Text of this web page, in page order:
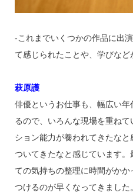
‐これまでいくつかの作品に出
て感じられたことや、学びなど
萩原護
俳優というお仕事も、幅広い
るので、いろんな現場を重ね
ション能力が養われてきたな
ついてきたなと感じています
ての気持ちの整理に時間がか
つけるのが早くなってきました。